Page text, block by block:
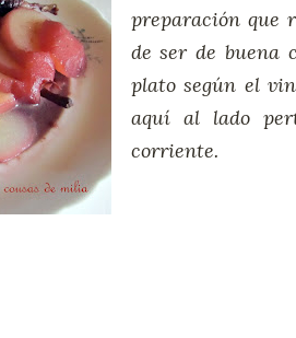
preparación que
de ser de buena
plato según el
aquí al lado
corriente.